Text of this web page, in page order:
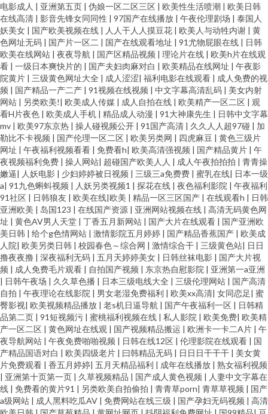
电影成人 | 亚洲第五页 | 伪娘一区二区三区 | 欧美性生活喷潮 | 欧美日韩
在线高清 | 影音先锋女同同性 | 97国产在线播放 | 午夜伦理剧场 | 泰国人
妖美女 | 国产欧美视频在线 | 人人干人人摸豆花 | 欧美人与动牲内谢 | 黄
色网址无码 | 国产片一区二 | 国产在线观看地址 | 91尤物屁眼在线 | 日韩
欧美在线网站 | 夜夜导航 | 国产区精品视频 | 理论片在线 | 欧美h片在线观
看 | 一级日本爽快片的 | 国产夫妇肉麻对白 | 欧美精品在线网址 | 午夜影
院黄片 | 三级黄色网址大全 | 成人涩涩| 福利电影在线观看 | 成人免费的视
频 | 国产精品一产二产 | 91视频在线视频 | 中文字幕高清乱码 | 美女内射
网站 | 另类欧美!| 欧美成人传媒 | 成人自拍在线 | 欧美精产一区二区 | 观
看H片夜色 | 欧美成人手机 | 精品成人动漫 | 91大神康先生 | 日韩中文字幕
mv | 欧美97东京热 | 操人碰视频公开 | 91国产高清 | 久久人人超97碰 | 加
勒比不卡视频 | 国产伦理一区二区 | 欧美另类网 | 四虎麻豆 | 黄色三级片
网址 | 午夜福利视频看看 | 免费看h| 欧美高清强视频 | 国产精品黄片 | 午
夜视频福利免费 | 操人网站| 超碰国产欧美人人 | 成人午夜拍拍拍 | 青青操
嫩逼| 人妖电影 | 少妇婷婷被日视频 | 三级三a免费费 | 蜜乳在线| 日本一级
a| 91九色蝌蚪视频 | 人妖另类视频1 | 探花在线 | 夜色福利影院 | 午夜福利
91社区 | 日韩狼友 | 欧美在线|欧美 | 精品一区三区国产 | 在线观看h | 日韩
亚洲欧美 | 岛国123 | 在线国产资源 | 亚洲网站视频在线 | 高清无码黄色网
址 | 黄色AV男人天堂 | 丁香五月新网站 | 国产大片在线观看 | 国产亚洲欧
美日韩 | 给个g色情网站 | 激情影院五月婷婷 | 国产精品香蕉国产 | 欧美成
人院| 欧美另类日韩 | 校园春色～综合网 | 激情综合干 | 三级黄色站| 日日
撸夜夜撸 | 深夜福利无码 | 五月天婷婷美女 | 日韩丝袜电影 | 国产大片视
频 | 成人免费毛片观看 | 自拍国产视频 | 东京热自慰影院 | 亚洲第一a亚洲
| 日韩午夜场 | 久久草色播 | 日本三级电线大全 | 三级伦理网站 | 国产高清
自拍 | 午夜理论在线影院 | 男女老湿免费福利 | 欧美xx高清| 女同恋足| 蜜
臀影视| 欧美视频精品播放 | 老s机日逼导航 | 国产午夜福利一区 | 日韩精
品第二页 | 91短视频污 | 蜜桃福利视频在线 | 私人影院 | 欧美免费| 欧美精
产一区二区 | 黄色网址在线观 | 国产视频精品搬运 | 欧洲卡一卡二A片 | 午
夜导航网站 | 午夜免费啪啪视频 | 日韩在线12区 | 伦理影院在线观看 | 国
产精品国语对白 | 欧美四级老片 | 曰韩精品无码 | 日日日干干干 | 美女黄
片免费观看 | 香五月婷婷| 五月天精品福利 | 成年在线播放 | 熟女福利视频
| 亚洲第十页第一页 | 久草视频精品 | 国产成人黄色视频 | 人妻中文字幕在
线 | 免费看的黄片91 | 另类欧美自拍偷拍 | 青青草porn| 青草草视频 | 国产
a级网站 | 成人黑料吃瓜AV | 免费网站在线三级 | 国产孕妇无码视频 | 高清